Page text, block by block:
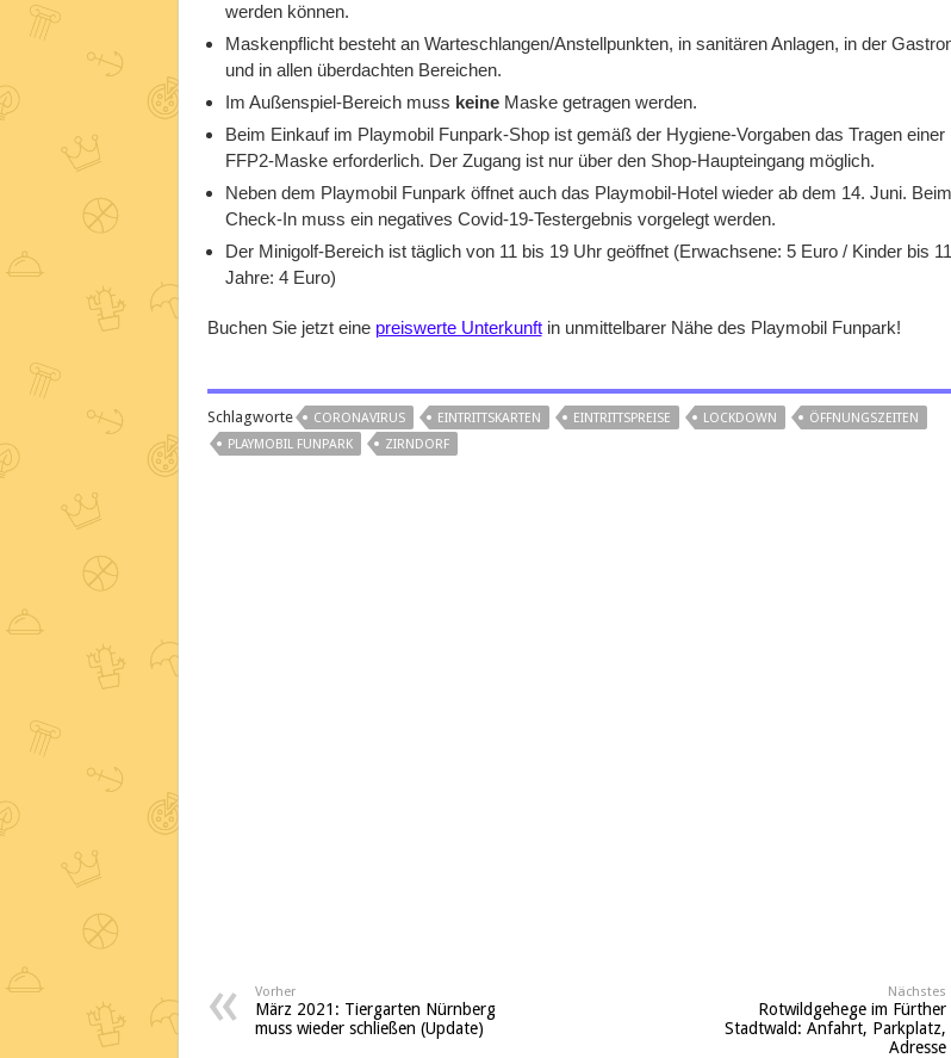
werden können.
Maskenpflicht besteht an Warteschlangen/Anstellpunkten, in sanitären Anlagen, in der
und in allen überdachten Bereichen.
Im Außenspiel-Bereich muss keineMaske getragen werden.
Beim Einkauf im Playmobil Funpark-Shop ist gemäß der Hygiene-Vorgaben das Tragen einer
FFP2-Maske erforderlich. Der Zugang ist nur über den Shop-Haupteingang möglich.
Neben dem Playmobil Funpark öffnet auch das Playmobil-Hotel wieder ab dem 14. Juni. Beim
Check-In muss ein negatives Covid-19-Testergebnis vorgelegt werden.
Der Minigolf-Bereich ist täglich von 11 bis 19 Uhr geöffnet (Erwachsene: 5 Euro / Kinder bis 11
Jahre: 4 Euro)
Buchen Sie jetzt eine preiswerte Unterkunftin unmittelbarer Nähe des Playmobil Funpark!
Schlagworte CORONAVIRUS EINTRITTSKARTEN EINTRITTSPREISE LOCKDOWN
ÖFFNUNGSZEITEN
PLAYMOBIL FUNPARK
ZIRNDORF
Vorher
März 2021: Tiergarten Nürnberg
muss wieder schließen (Update)
Nächstes
Rotwildgehege im Fürther
Stadtwald: Anfahrt, Parkplatz,
Adresse